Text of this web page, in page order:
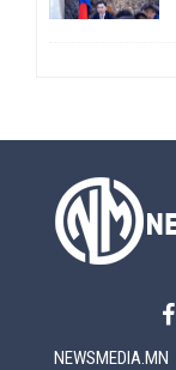
NEWSMEDIA.MN